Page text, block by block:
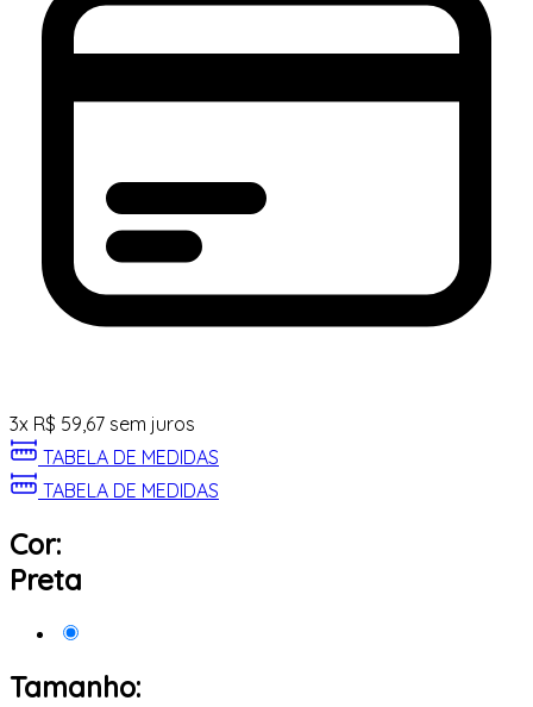
3x R$ 59,67 sem juros
TABELA DE MEDIDAS
TABELA DE MEDIDAS
Cor:
Preta
Tamanho: